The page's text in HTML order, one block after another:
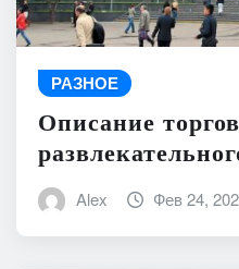
РАЗНОЕ
Описание
Alex Фев 24,